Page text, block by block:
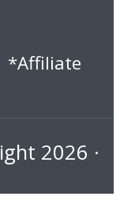
*Affiliate
2026 ·